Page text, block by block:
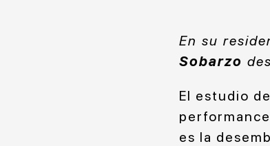
En su
Sobarzo
El estudio
es la